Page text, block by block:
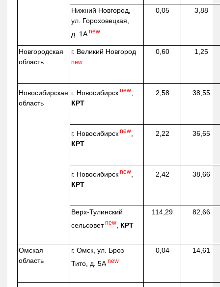
Нижний Новгород,
ул. Гороховецкая,
д. 1А new
0,05 3,88
Новгородская
область
г. Великий Новгород
new
0,60 1,25
Новосибирская
область
г. Новосибирск new
КРТ
2,58 38,55
г. Новосибирск new
КРТ
2,22 36,65
г. Новосибирск new
КРТ
2,42 38,66
Верх-Тулинский
сельсовет new КРТ
114,29 82,66
Омская
область
г. Омск, ул. Броз
Тито, д. 5А new
0,04 14,61